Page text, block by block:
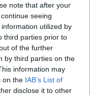
note that after your
seeing
utilized by
third parties prior to
of the further
by third parties on the
information may
on the IAB’s List of
disclose it to other
από το Μαρούσι
επιστρέφει
δράση για να
τη ρακέτα του